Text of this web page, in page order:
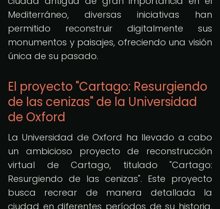
Mediterráneo, diversas iniciativas han
permitido reconstruir digitalmente sus
monumentos y paisajes, ofreciendo una visión
única de su pasado.
El proyecto "Cartago: Resurgiendo
de las cenizas" de la Universidad
de Oxford
La Universidad de Oxford ha llevado a cabo
un ambicioso proyecto de reconstrucción
virtual de Cartago, titulado "Cartago:
Resurgiendo de las cenizas". Este proyecto
busca recrear de manera detallada la
ciudad en diferentes períodos de su historia,